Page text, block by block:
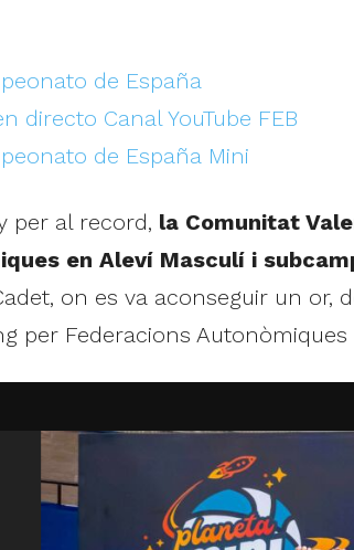
de España
directo Canal YouTube FEB
de España Mini
per al record, la Comunitat
en Aleví Masculí i
on es va aconseguir un
per Federacions